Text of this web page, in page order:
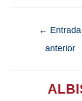
← Entrada
anterior